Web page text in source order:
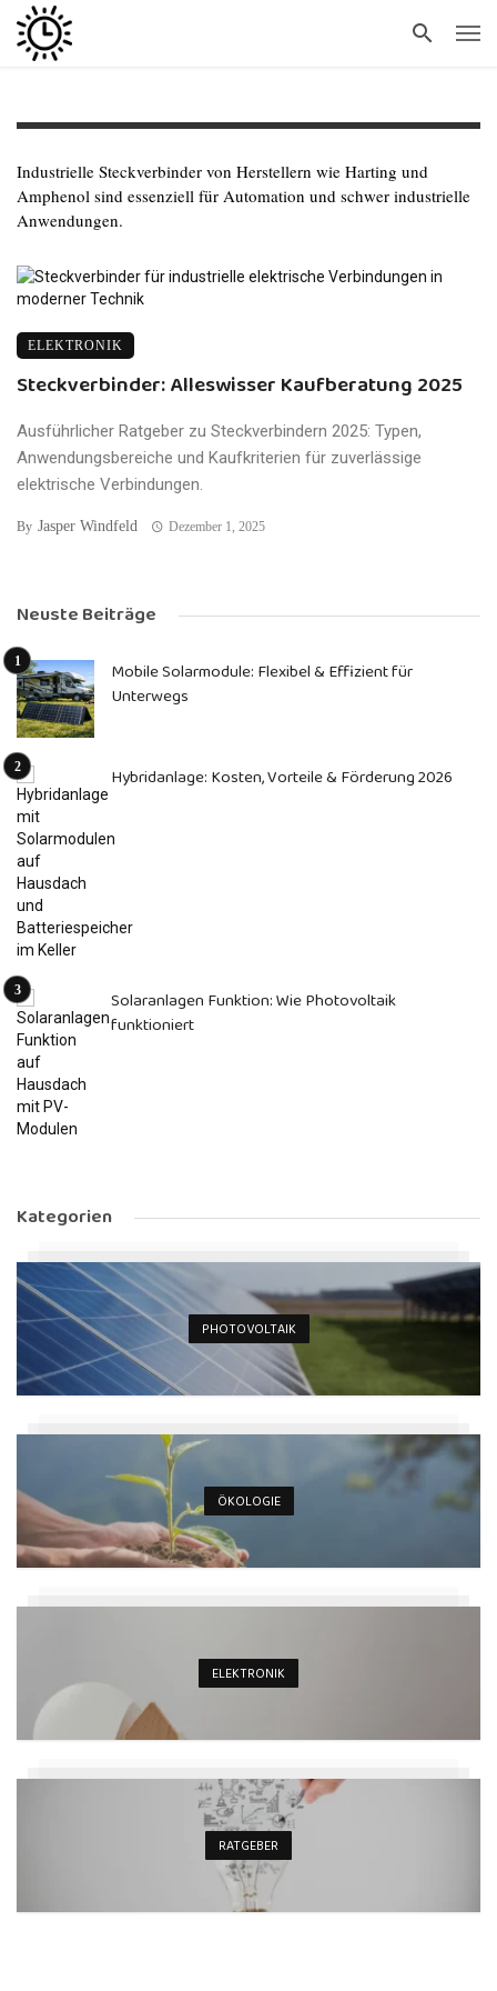
Industrielle Steckverbinder von Herstellern wie Harting und
Amphenol sind essenziell für Automation und schwer industrielle
Anwendungen.
ELEKTRONIK
Steckverbinder: Alleswisser Kaufberatung 2025
Ausführlicher Ratgeber zu Steckverbindern 2025: Typen,
Anwendungsbereiche und Kaufkriterien für zuverlässige
elektrische Verbindungen.
By Jasper Windfeld Dezember 1, 2025
Neuste Beiträge
Mobile Solarmodule: Flexibel & Effizient für
Unterwegs
Hybridanlage: Kosten, Vorteile & Förderung 2026
Solaranlagen Funktion: Wie Photovoltaik
funktioniert
Kategorien
PHOTOVOLTAIK
ÖKOLOGIE
ELEKTRONIK
RATGEBER